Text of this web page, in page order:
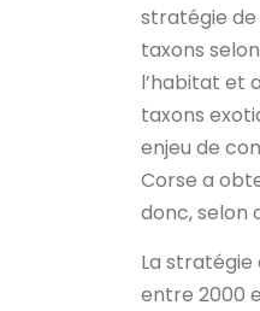
stratégie
taxons
l’habitat et
taxons
enjeu de
Corse a
donc, selon
La
entre 2000